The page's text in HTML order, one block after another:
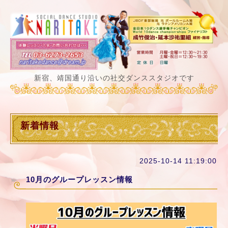
新宿、靖国通り沿いの社交ダンススタジオです
新着情報
2025-10-14 11:19:00
10月のグループレッスン情報